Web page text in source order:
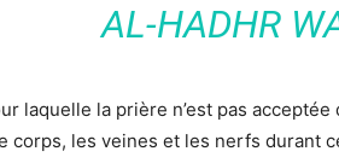
AL-HADHR
laquelle la prière n’est pas
corps, les veines et les nerfs durant